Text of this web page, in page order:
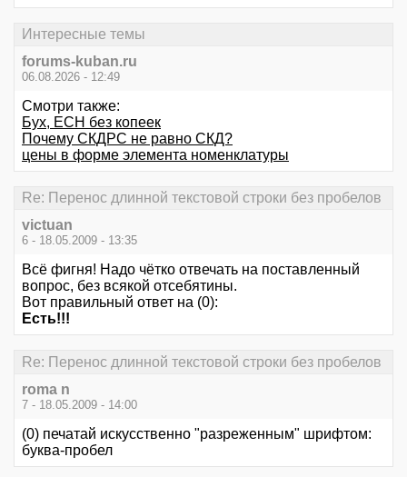
Интересные темы
forums-kuban.ru
06.08.2026 - 12:49
Смотри также:
Бух, ЕСН без копеек
Почему СКДРС не равно СКД?
цены в форме элемента номенклатуры
Re: Перенос длинной текстовой строки без пробелов
victuan
6 - 18.05.2009 - 13:35
Всё фигня! Надо чётко отвечать на поставленный
вопрос, без всякой отсебятины.
Вот правильный ответ на (0):
Есть!!!
Re: Перенос длинной текстовой строки без пробелов
roma n
7 - 18.05.2009 - 14:00
(0) печатай искусственно "разреженным" шрифтом:
буква-пробел